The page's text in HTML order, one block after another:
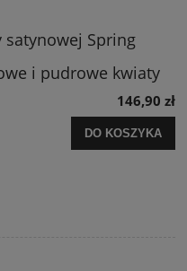
satynowej Spring
i pudrowe kwiaty
146,90 zł
DO KOSZYKA